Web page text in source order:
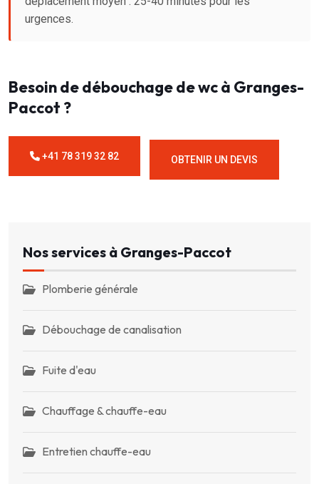
urgences.
Besoin de débouchage de wc à Granges-
Paccot ?
+41 78 319 32 82 OBTENIR UN DEVIS
Nos services à Granges-Paccot
Plomberie générale
Débouchage de canalisation
Fuite d'eau
Chauffage & chauffe-eau
Entretien chauffe-eau